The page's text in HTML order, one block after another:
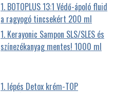
1. BOTOPLUS 13:1 Védő-ápoló fluid
a ragyogó tincsekért 200 ml
1. Kerayonic Sampon SLS/SLES és
színezékanyag mentes! 1000 ml
1. lépés Detox krém-TOP